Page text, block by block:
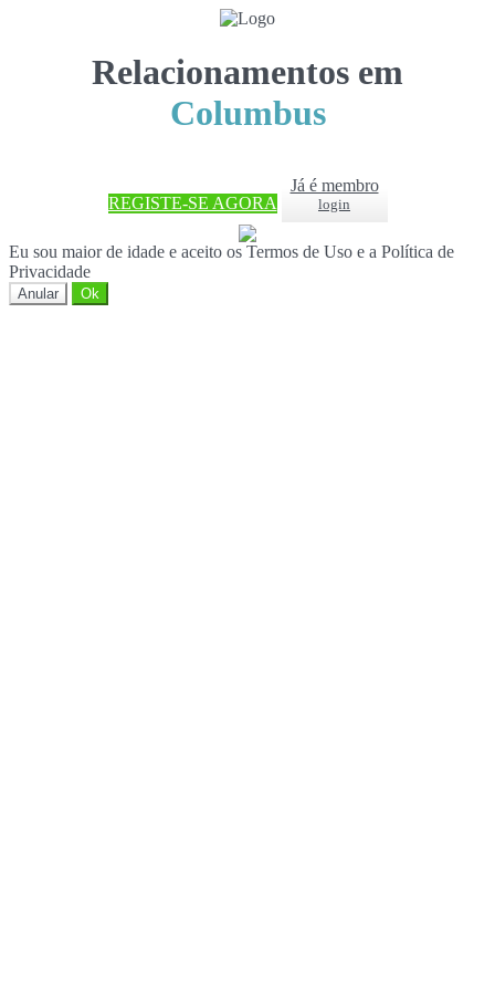
Relacionamentos em
Columbus
REGISTE-SE AGORA
Já é membro
login
Eu sou maior de idade e aceito os Termos de Uso e a Política de
Privacidade
Anular Ok